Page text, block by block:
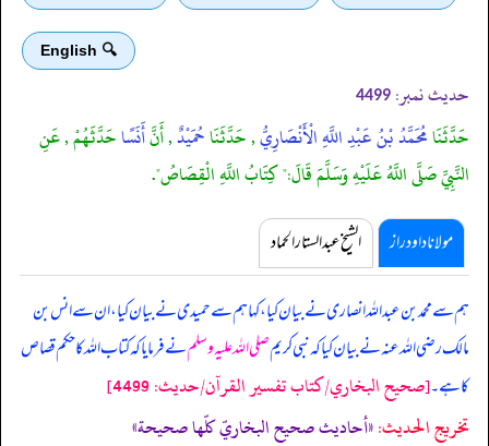
🔍 English
حدیث نمبر: 4499
حَدَّثَنَامُحَمَّدُ بْنُ عَبْدِ اللَّهِ الْأَنْصَارِيُّ, حَدَّثَنَاحُمَيْدٌ, أَنَّأَنَسًاحَدَّثَهُمْ , عَنِ
النَّبِيِّ صَلَّى اللَّهُ عَلَيْهِ وَسَلَّمَ قَالَ:" كِتَابُ اللَّهِ الْقِصَاصُ".
مولانا داود راز الشیخ عبدالستار الحماد
ہم سے محمد بن عبداللہ انصاری نے بیان کیا، کہا ہم سے حمیدی نے بیان کیا، ان سے انس بن
مالک رضی اللہ عنہ نے بیان کیا کہنبی کریمصلی اللہ علیہ وسلمنے فرمایا کہ کتاب اللہ کا حکم قصاص
کا ہے۔[صحيح البخاري/كتاب تفسير القرآن/حدیث: 4499]
تخریج الحدیث:«أحاديث صحيح البخاريّ كلّها صحيحة»